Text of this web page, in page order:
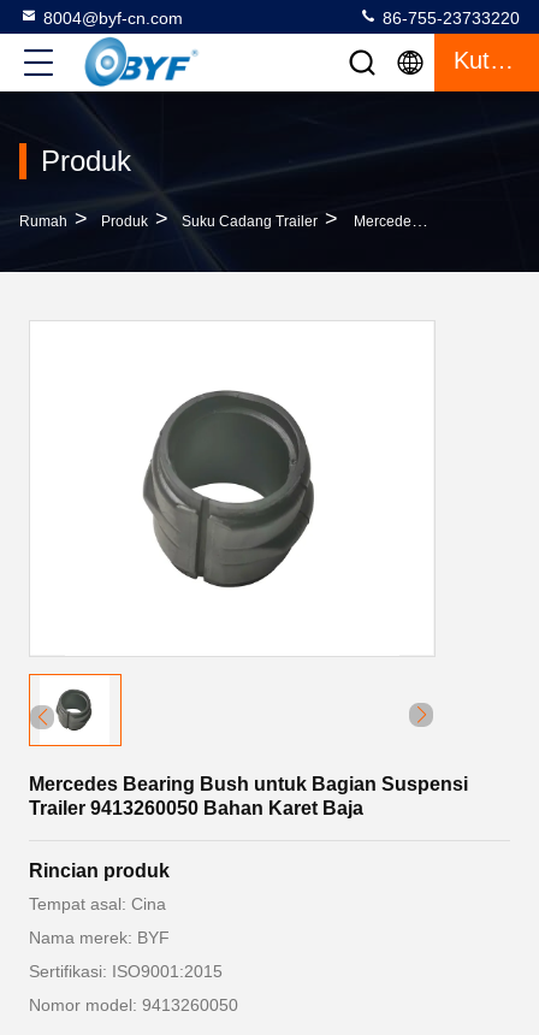
8004@byf-cn.com 86-755-23733220
Kutipan
Produk
Rumah > Produk > Suku Cadang Trailer > Mercedes Bearing Bush Untuk Bagian Suspensi Trailer 9413260050 Bahan Karet Baja
Mercedes Bearing Bush untuk Bagian Suspensi
Trailer 9413260050 Bahan Karet Baja
Rincian produk
Tempat asal: Cina
Nama merek: BYF
Sertifikasi: ISO9001:2015
Nomor model: 9413260050